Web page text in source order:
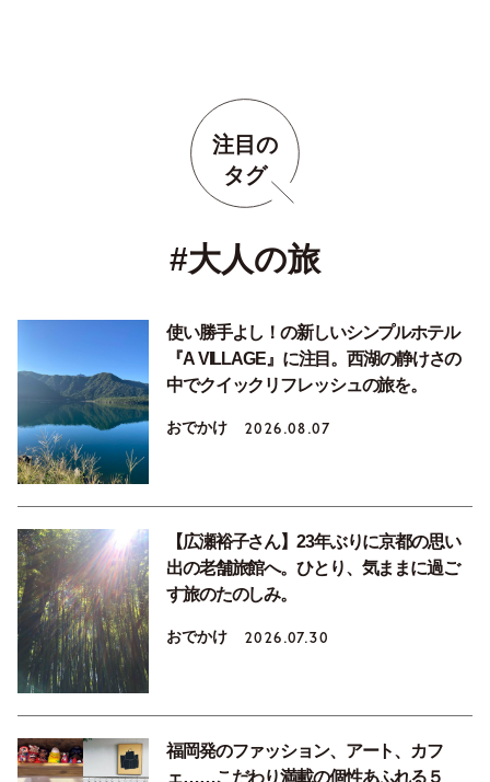
注目の
タグ
#大人の旅
使い勝手よし！の新しいシンプルホテル
『A VILLAGE』に注目。西湖の静けさの
中でクイックリフレッシュの旅を。
おでかけ 2026.08.07
【広瀬裕子さん】23年ぶりに京都の思い
出の老舗旅館へ。ひとり、気ままに過ご
す旅のたのしみ。
おでかけ 2026.07.30
福岡発のファッション、アート、カフ
ェ……こだわり満載の個性あふれる５